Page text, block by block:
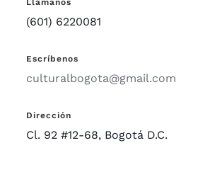
Llámanos
(601) 6220081
Escríbenos
culturalbogota@gmail.com
Dirección
Cl. 92 #12-68, Bogotá D.C.